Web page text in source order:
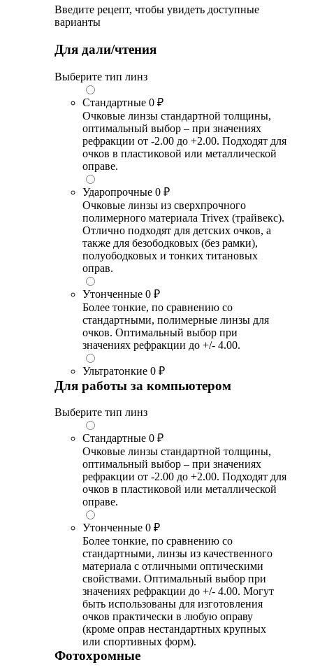
Введите рецепт, чтобы увидеть доступные
варианты
Для дали/чтения
Выберите тип линз
Стандартные 0 ₽
Очковые линзы стандартной толщины,
оптимальный выбор – при значениях
рефракции от -2.00 до +2.00. Подходят для
очков в пластиковой или металлической
оправе.
Ударопрочные 0 ₽
Очковые линзы из сверхпрочного
полимерного материала Trivex (трайвекс).
Отлично подходят для детских очков, а
также для безободковых (без рамки),
полуободковых и тонких титановых
оправ.
Утонченные 0 ₽
Более тонкие, по сравнению со
стандартными, полимерные линзы для
очков. Оптимальный выбор при
значениях рефракции до +/- 4.00.
Ультратонкие 0 ₽
Для работы за компьютером
Выберите тип линз
Стандартные 0 ₽
Очковые линзы стандартной толщины,
оптимальный выбор – при значениях
рефракции от -2.00 до +2.00. Подходят для
очков в пластиковой или металлической
оправе.
Утонченные 0 ₽
Более тонкие, по сравнению со
стандартными, линзы из качественного
материала с отличными оптическими
свойствами. Оптимальный выбор при
значениях рефракции до +/- 4.00. Могут
быть использованы для изготовления
очков практически в любую оправу
(кроме оправ нестандартных крупных
или спортивных форм).
Фотохромные